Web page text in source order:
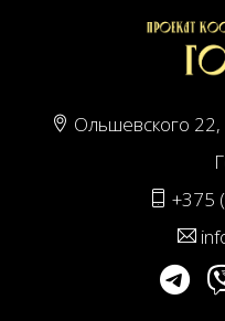
Ольшевского 22,
+375